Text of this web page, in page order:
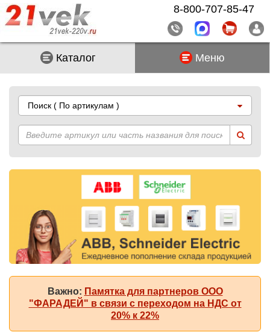
Каталог Меню
Поиск ( По артикулам )
Важно: Памятка для партнеров ООО
"ФАРАДЕЙ" в связи с переходом на НДС от
20% к 22%
8-800-707-85-47